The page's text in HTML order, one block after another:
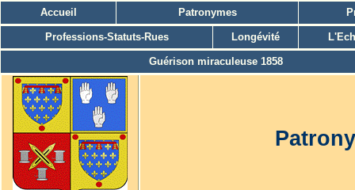
Accueil Patronymes
Professions-Statuts-Rues Longévité
Guérison miraculeuse 1858